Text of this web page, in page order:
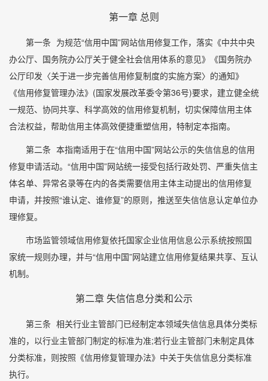
第一章 总则
第一条 为规范“信用中国”网站信用修复工作，落实《中共中央
办公厅、国务院办公厅关于健全社会信用体系的意见》《国务院办
公厅印发〈关于进一步完善信用修复制度的实施方案〉的通知》
《信用修复管理办法》(国家发展改革委令第36号)要求，建立健全统
一规范、协同共享、科学高效的信用修复机制，切实保障信用主体
合法权益，帮助信用主体高效便捷重塑信用，特制定本指南。
第二条 本指南适用于在“信用中国”网站公示的失信信息的信用
修复申请活动。“信用中国”网站统一接受包括行政处罚、严重失信主
体名单、异常名录等在内的各类需要信用主体主动提出的信用修复
申请，并按照“谁认定、谁修复”的原则，推送至失信信息认定单位办
理修复。
市场监管领域信用修复依托国家企业信用信息公示系统按照国
家统一规则办理，并与“信用中国”网站建立信用修复结果共享、互认
机制。
第二章 失信信息分类和公示
第三条 相关行业主管部门已经制定本领域失信信息具体分类标
准的，以行业主管部门制定的标准为准;若行业主管部门未制定具体
分类标准，则按照《信用修复管理办法》中关于失信信息分类标准
执行。